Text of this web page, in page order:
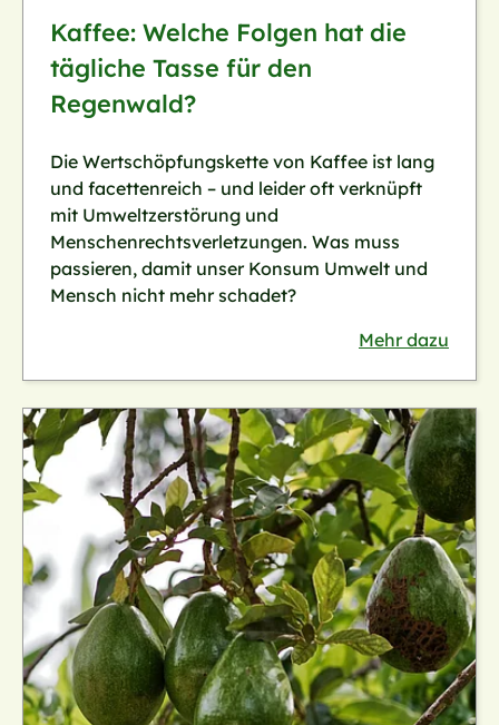
Kaffee: Welche Folgen hat die
tägliche Tasse für den
Regenwald?
Die Wertschöpfungskette von Kaffee ist lang
und facettenreich – und leider oft verknüpft
mit Umweltzerstörung und
Menschenrechtsverletzungen. Was muss
passieren, damit unser Konsum Umwelt und
Mensch nicht mehr schadet?
Mehr dazu